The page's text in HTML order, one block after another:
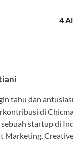
4
tahu dan
di
startup di
Marketing,